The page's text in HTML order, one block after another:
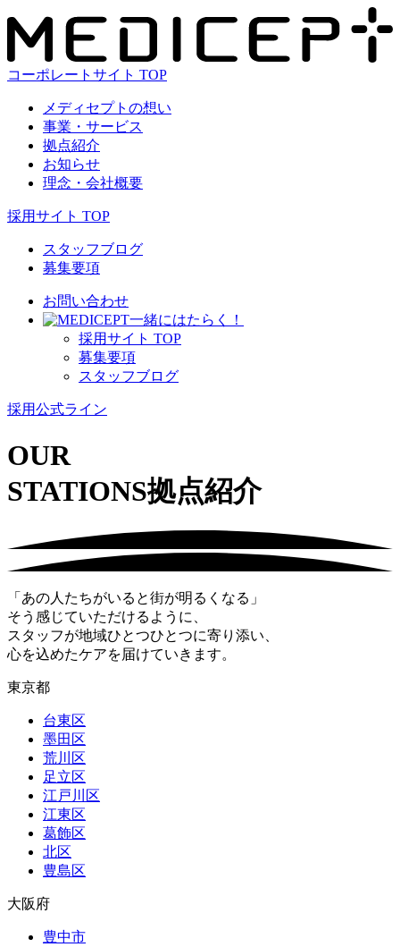
コーポレートサイト TOP
メディセプトの想い
事業・サービス
拠点紹介
お知らせ
理念・会社概要
採用サイト TOP
スタッフブログ
募集要項
お問い合わせ
⼀緒にはたらく！
採⽤サイト TOP
募集要項
スタッフブログ
採用公式ライン
OUR
STATIONS拠点紹介
「あの人たちがいると街が明るくなる」
そう感じていただけるように、
スタッフが地域ひとつひとつに寄り添い、
心を込めたケアを届けていきます。
東京都
台東区
墨田区
荒川区
足立区
江戸川区
江東区
葛飾区
北区
豊島区
大阪府
豊中市